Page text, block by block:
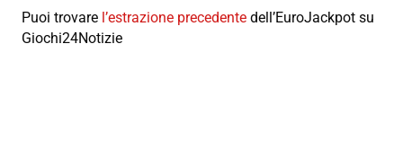
Puoi trovare l’estrazione precedente dell’EuroJackpot su
Giochi24Notizie